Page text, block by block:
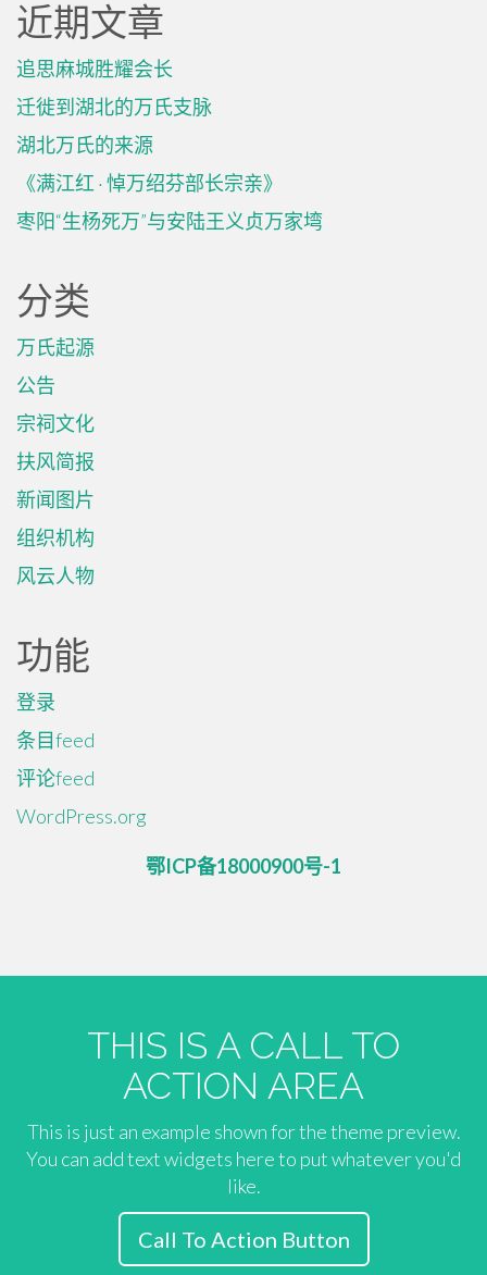
近期文章
追思麻城胜耀会长
迁徙到湖北的万氏支脉
湖北万氏的来源
《满江红 · 悼万绍芬部长宗亲》
枣阳“生杨死万”与安陆王义贞万家塆
分类
万氏起源
公告
宗祠文化
扶风简报
新闻图片
组织机构
风云人物
功能
登录
条目feed
评论feed
WordPress.org
鄂ICP备18000900号-1
THIS IS A CALL TO
ACTION AREA
This is just an example shown for the theme preview.
You can add text widgets here to put whatever you'd
like.
Call To Action Button